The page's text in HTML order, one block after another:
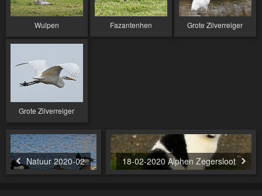
Wulpen Fazantenhen Grote Zilverreiger
Grote Zilverreiger
Natuur 2020-02 18-02-2020 Alphen Zegersloot